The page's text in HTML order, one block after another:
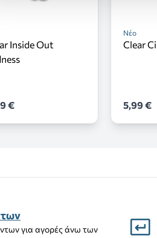
Inside Out
€
Νέο
Clear
5,99 €
για αγορές άνω των